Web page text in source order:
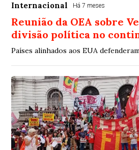
Internacional Há 7 meses
Reunião da OEA sobre
divisão política no
Países alinhados aos EUA